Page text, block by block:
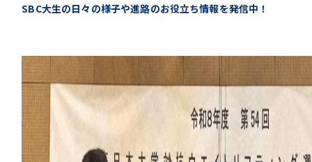
SBC大生の日々の様子や進路のお役立ち情報を発信中！